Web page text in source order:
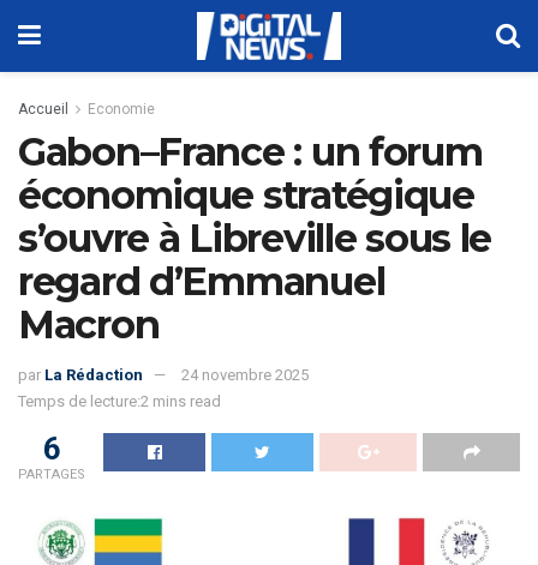
Accueil Economie
Gabon–France : un forum
économique stratégique
s’ouvre à Libreville sous le
regard d’Emmanuel
Macron
par La Rédaction
24 novembre 2025
Temps de lecture:2 mins read
6
PARTAGES